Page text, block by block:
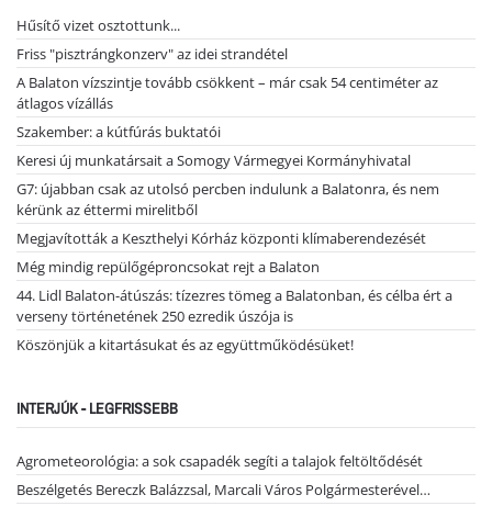
Hűsítő vizet osztottunk...
Friss "pisztrángkonzerv" az idei strandétel
A Balaton vízszintje tovább csökkent – már csak 54 centiméter az
átlagos vízállás
Szakember: a kútfúrás buktatói
Keresi új munkatársait a Somogy Vármegyei Kormányhivatal
G7: újabban csak az utolsó percben indulunk a Balatonra, és nem
kérünk az éttermi mirelitből
Megjavították a Keszthelyi Kórház központi klímaberendezését
Még mindig repülőgéproncsokat rejt a Balaton
44. Lidl Balaton-átúszás: tízezres tömeg a Balatonban, és célba ért a
verseny történetének 250 ezredik úszója is
Köszönjük a kitartásukat és az együttműködésüket!
INTERJÚK - LEGFRISSEBB
Agrometeorológia: a sok csapadék segíti a talajok feltöltődését
Beszélgetés Bereczk Balázzsal, Marcali Város Polgármesterével…